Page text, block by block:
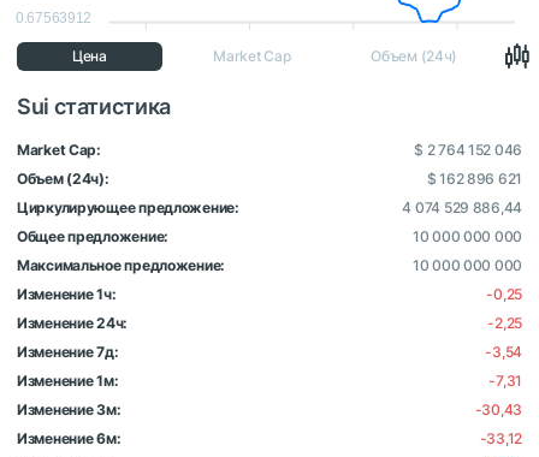
0.67563912
Цена Market Cap Объем (24ч)
Sui статистика
Market Cap:
$ 2 764 152 046
Объем (24ч):
$ 162 896 621
Циркулирующее предложение:
4 074 529 886,44
Общее предложение:
10 000 000 000
Максимальное предложение:
10 000 000 000
Изменение 1ч:
-0,25
Изменение 24ч:
-2,25
Изменение 7д:
-3,54
Изменение 1м:
-7,31
Изменение 3м:
-30,43
Изменение 6м:
-33,12